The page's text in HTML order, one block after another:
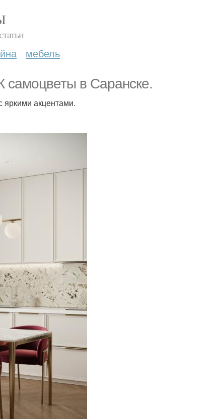
мебель
самоцветы в Саранске.
яркими акцентами.